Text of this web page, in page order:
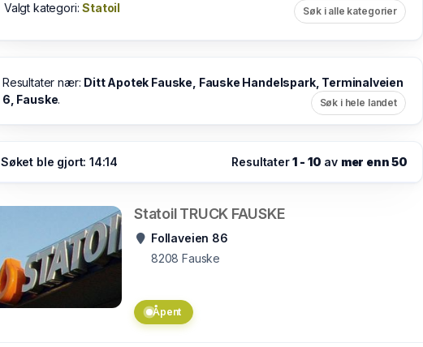
Valgt kategori:Statoil Søk i alle kategorier
Resultater nær: Ditt Apotek Fauske, Fauske Handelspark, Terminalveien
6, Fauske. Søk i hele landet
Søket ble gjort: 14:14 Resultater1 - 10 av mer enn 50
Statoil TRUCK FAUSKE
Follaveien 86
8208 Fauske
Åpent